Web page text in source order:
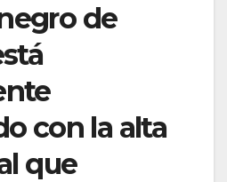
de
con la alta
que